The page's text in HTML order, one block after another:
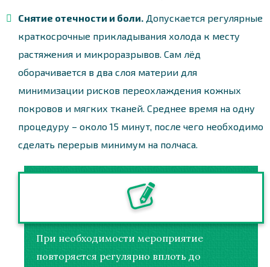
Снятие отечности и боли. Допускается регулярные
краткосрочные прикладывания холода к месту
растяжения и микроразрывов. Сам лёд
оборачивается в два слоя материи для
минимизации рисков переохлаждения кожных
покровов и мягких тканей. Среднее время на одну
процедуру – около 15 минут, после чего необходимо
сделать перерыв минимум на полчаса.
При необходимости мероприятие
повторяется регулярно вплоть до